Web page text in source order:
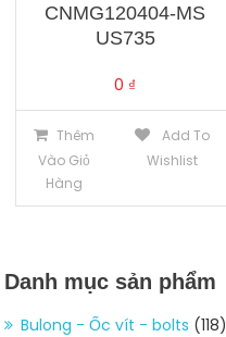
CNMG120404-MS
US735
0 ₫
Thêm
Vào Giỏ
Hàng
Add To
Wishlist
Danh mục sản phẩm
Bulong - Ốc vít - bolts (118)